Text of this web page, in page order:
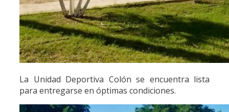
La Unidad Deportiva Colón se encuentra lista
para entregarse en óptimas condiciones.